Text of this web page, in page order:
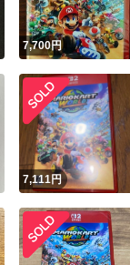
7,700円
7,111円